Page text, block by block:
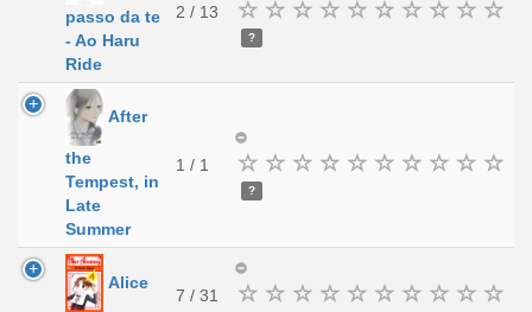
passo da te
- Ao Haru
Ride
2 / 13
?
After
the
Tempest, in
Late
Summer
1 / 1
?
Alice
7 / 31